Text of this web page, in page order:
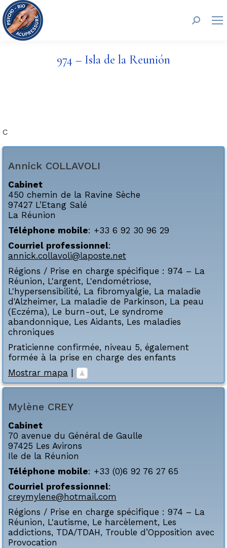
Buscar:
974 – Isla de la Reunión
C
Annick COLLAVOLI
Cabinet
450 chemin de la Ravine Sèche
97427 L’Etang Salé
La Réunion
Téléphone mobile: +33 6 92 30 96 29
Courriel professionnel:
annick.collavoli@laposte.net
Régions / Prise en charge spécifique : 974 – La
Réunion, L'argent, L'endométriose,
L'hypersensibilité, La fibromyalgie, La maladie
d'Alzheimer, La maladie de Parkinson, La peau
(Eczéma), Le burn-out, Le syndrome
abandonnique, Les Aidants, Les maladies
chroniques
Praticienne confirmée, niveau 5, également
formée à la prise en charge des enfants
Mostrar mapa |
Mylène CREY
Cabinet
70 avenue du Général de Gaulle
97425 Les Avirons
Ile de la Réunion
Téléphone mobile: +33 (0)6 92 76 27 65
Courriel professionnel:
creymylene@hotmail.com
Régions / Prise en charge spécifique : 974 – La
Réunion, L'autisme, Le harcèlement, Les
addictions, TDA/TDAH, Trouble d’Opposition avec
Provocation